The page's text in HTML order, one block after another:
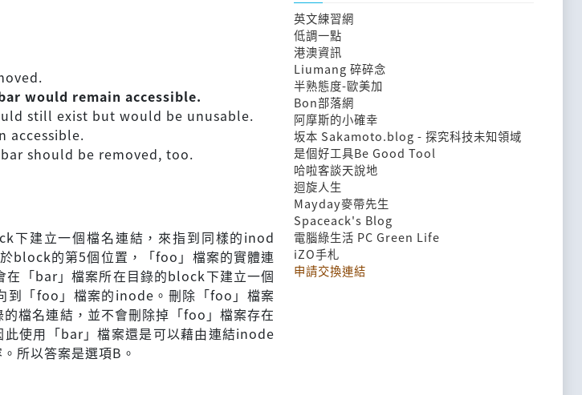
would remain accessible.
still exist but would be unusable.
accessible.
should be removed, too.
下建立一個檔名連結，來指到同樣的inod
block的第5個位置，「foo」檔案的實體連
「bar」檔案所在目錄的block下建立一個
到「foo」檔案的inode。刪除「foo」檔案
檔名連結，並不會刪除掉「foo」檔案存在
使用「bar」檔案還是可以藉由連結inode
所以答案是選項B。
英文練習網
低調一點
港澳資訊
Liumang 碎碎念
半熟態度-歐美加
Bon部落網
阿摩斯的小確幸
坂本 Sakamoto.blog - 探究科技未知領域
是個好工具Be Good Tool
哈啦客談天說地
迴旋人生
Mayday麥帶先生
Spaceack's Blog
電腦綠生活 PC Green Life
iZO手札
申請交換連結